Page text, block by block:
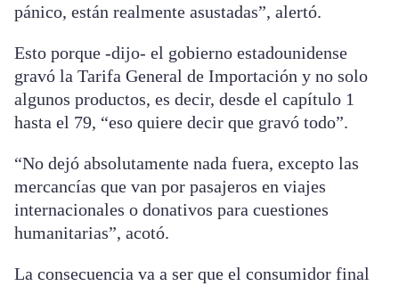
pánico, están realmente asustadas”, alertó.
Esto porque -dijo- el gobierno estadounidense
gravó la Tarifa General de Importación y no solo
algunos productos, es decir, desde el capítulo 1
hasta el 79, “eso quiere decir que gravó todo”.
“No dejó absolutamente nada fuera, excepto las
mercancías que van por pasajeros en viajes
internacionales o donativos para cuestiones
humanitarias”, acotó.
La consecuencia va a ser que el consumidor final